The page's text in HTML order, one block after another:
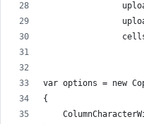
var options = new
{